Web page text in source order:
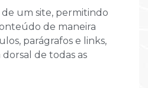
um site, permitindo
de maneira
parágrafos e links,
de todas as